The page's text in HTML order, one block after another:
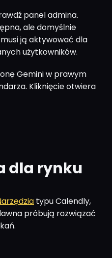
panel admina.
ale domyślnie
ją aktywować dla
użytkowników.
Gemini w prawym
Kliknięcie otwiera
dla rynku
typu Calendly,
próbują rozwiązać